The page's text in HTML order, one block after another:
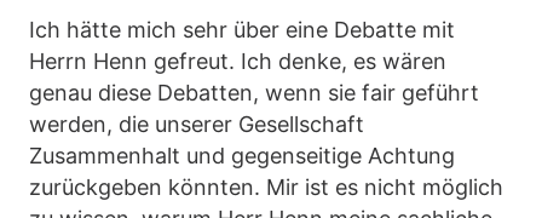
Ich hätte mich sehr über eine Debatte mit
Herrn Henn gefreut. Ich denke, es wären
genau diese Debatten, wenn sie fair geführt
werden, die unserer Gesellschaft
Zusammenhalt und gegenseitige Achtung
zurückgeben könnten. Mir ist es nicht möglich